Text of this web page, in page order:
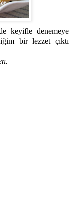
keyifle denemeye
bir lezzet çıktı